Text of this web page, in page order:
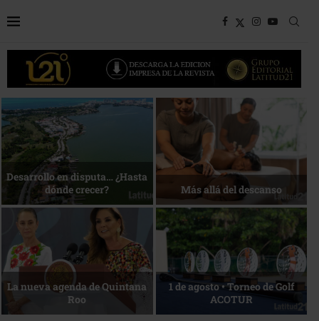
Bottega, un viaje servido a la
mesa
Energía que Impulsa la
competitividad
Reconocimiento de viajeros La esencia del servicio